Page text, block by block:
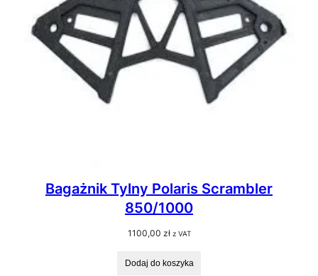
Bagażnik Tylny Polaris Scrambler
850/1000
1100,00 zł z VAT
Dodaj do koszyka